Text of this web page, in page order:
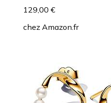
129,00 €
chez Amazon.fr